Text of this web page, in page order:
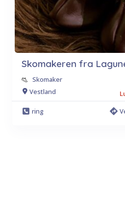
Skomakeren fra
Skomaker
Vestland
ring